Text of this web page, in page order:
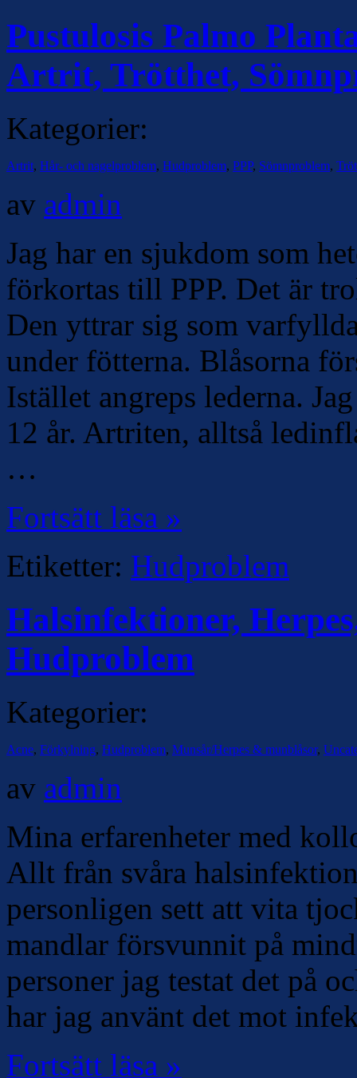
Pustulosis Palmo
Artrit, Trötthet,
Kategorier:
Artrit, Hår- och nagelproblem, Hudproblem, PPP, Sömnproblem,
av admin
Jag har en sjukdom som
förkortas till PPP. Det är
Den yttrar sig som
under fötterna. Blåsorna
Istället angreps lederna.
12 år. Artriten, alltså
…
Fortsätt läsa »
Etiketter: Hudproblem
Halsinfektioner,
Hudproblem
Kategorier:
Acne, Förkylning, Hudproblem, Munsår/Herpes & munblåsor,
av admin
Mina erfarenheter med
Allt från svåra
personligen sett att vita
mandlar försvunnit på
personer jag testat det på
har jag använt det mot
Fortsätt läsa »